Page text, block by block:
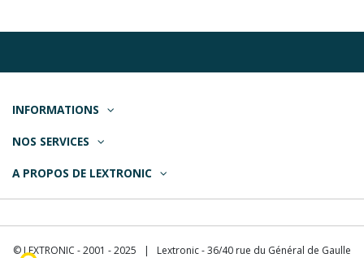
INFORMATIONS
NOS SERVICES
A PROPOS DE LEXTRONIC
© LEXTRONIC - 2001 - 2025 | Lextronic - 36/40 rue du Général de Gaulle